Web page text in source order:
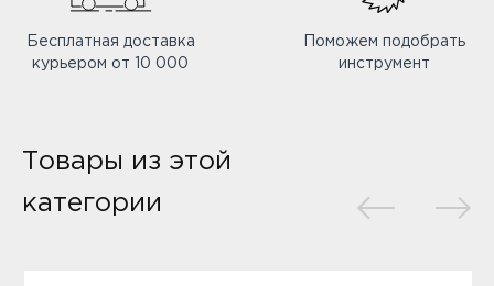
Бесплатная доставка
курьером от 10 000
Поможем подобрать
инструмент
Товары из этой
категории